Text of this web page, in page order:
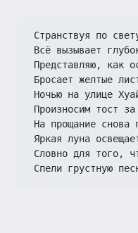
Странствуя по
Всё вызывает
Представляю, как
Бросает желтые
Ночью на улице
Произносим тост
На прощание снова
Яркая луна
Словно для того,
Спели грустную